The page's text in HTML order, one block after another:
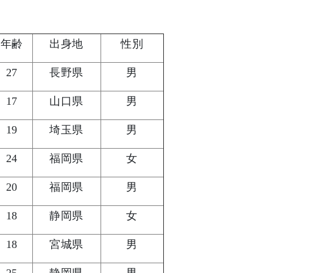
年齢 出身地 性別
27 長野県 男
17 山口県 男
19 埼玉県 男
24 福岡県 女
20 福岡県 男
18 静岡県 女
18 宮城県 男